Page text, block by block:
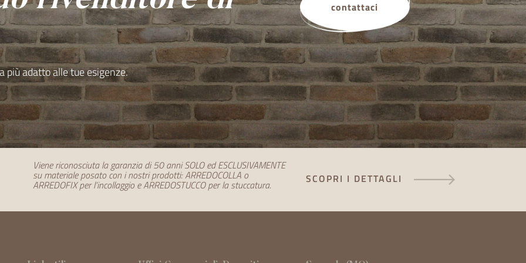
adatto alle tue esigenze.
contattaci
Viene riconosciuta la garanzia di 50 anni SOLO ed ESCLUSIVAMENTE
su materiale posato con i nostri prodotti: ARREDOCOLLA o
ARREDOFIX per l’incollaggio e ARREDOSTUCCO per la stuccatura. SCOPRI I DETTAGLI